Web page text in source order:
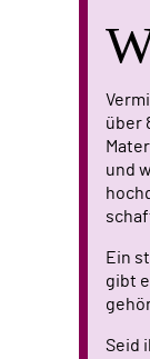
über
und
Ein
gibt
Seid